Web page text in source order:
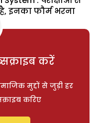
इनका फौर्म भरना
करें
मुद्दों से जुड़ी हर
करिए